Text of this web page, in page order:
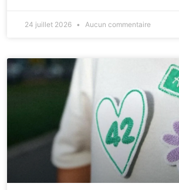
24 juillet 2026 Aucun commentaire